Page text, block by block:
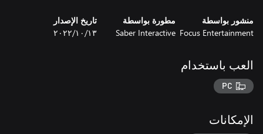
منشور بواسطة
Focus Entertainment
مطورة بواسطة
Saber Interactive
تاريخ الإصدار
١٣‏/١٠‏/٢٠٢٢
العب باستخدام
PC
الإمكانات